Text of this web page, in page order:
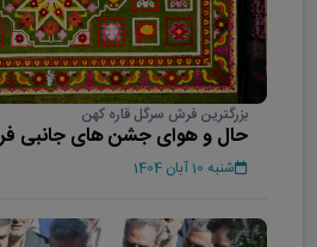
بزرگترین فرش سرگل قاره کهن
حال و هوای جشن های جانبی
شنبه 10 آبان 1404